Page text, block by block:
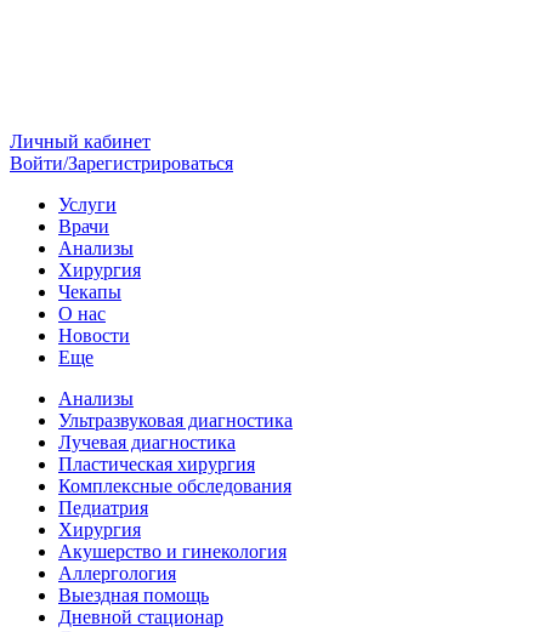
Личный кабинет
Войти/Зарегистрироваться
Услуги
Врачи
Анализы
Хирургия
Чекапы
О нас
Новости
Еще
Анализы
Ультразвуковая диагностика
Лучевая диагностика
Пластическая хирургия
Комплексные обследования
Педиатрия
Хирургия
Акушерство и гинекология
Аллергология
Выездная помощь
Дневной стационар